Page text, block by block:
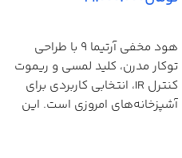
هود مخفی آرتیما 9 با طراحی
توکار مدرن، کلید لمسی و ریموت
کنترل IR، انتخابی کاربردی برای
آشپزخانه‌های امروزی است. این